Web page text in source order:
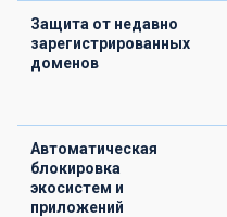
Защита от недавно
зарегистрированных
доменов
Автоматическая
блокировка
экосистем и
приложений